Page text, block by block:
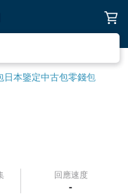
日本鑒定中古包零錢包
回應速度
-